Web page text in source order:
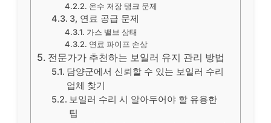
온수 저장 탱크 문제
3, 연료 공급 문제
가스 밸브 상태
연료 파이프 손상
전문가가 추천하는 보일러 유지 관리 방법
담양군에서 신뢰할 수 있는 보일러 수리
업체 찾기
보일러 수리 시 알아두어야 할 유용한
팁